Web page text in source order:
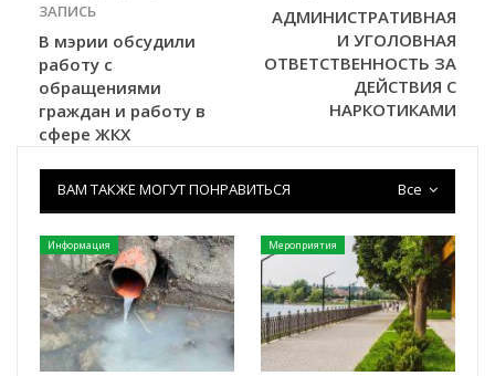
ЗАПИСЬ
В мэрии обсудили
работу с
обращениями
граждан и работу в
сфере ЖКХ
АДМИНИСТРАТИВНАЯ
И УГОЛОВНАЯ
ОТВЕТСТВЕННОСТЬ ЗА
ДЕЙСТВИЯ С
НАРКОТИКАМИ
Все
ВАМ ТАКЖЕ МОГУТ ПОНРАВИТЬСЯ
Информация Мероприятия